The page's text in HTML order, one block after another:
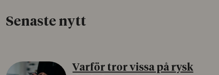
Senaste nytt
Varför tror vissa på rysk